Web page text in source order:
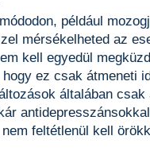
például
mérsékelheted az
kell egyedül
ez csak átmeneti
általában
feltétlenül kell